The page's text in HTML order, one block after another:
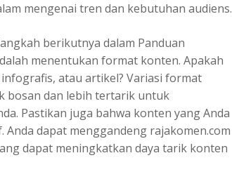
mengenai tren dan kebutuhan audiens.
berikutnya dalam Panduan
menentukan format konten. Apakah
atau artikel? Variasi format
bosan dan lebih tertarik untuk
Pastikan juga bahwa konten yang Anda
dapat menggandeng rajakomen.com
dapat meningkatkan daya tarik konten